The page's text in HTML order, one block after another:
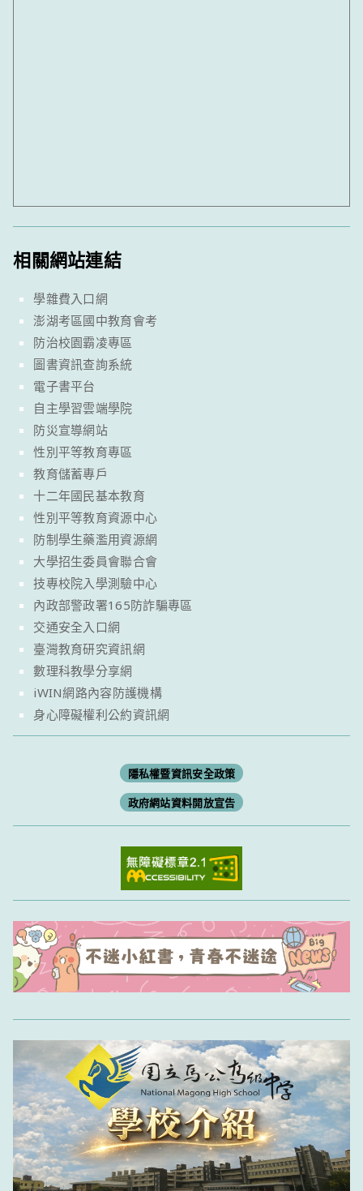
相關網站連結
學雜費入口網
澎湖考區國中教育會考
防治校園霸凌專區
圖書資訊查詢系統
電子書平台
自主學習雲端學院
防災宣導網站
性別平等教育專區
教育儲蓄專戶
十二年國民基本教育
性別平等教育資源中心
防制學生藥濫用資源網
大學招生委員會聯合會
技專校院入學測驗中心
內政部警政署165防詐騙專區
交通安全入口網
臺灣教育研究資訊網
數理科教學分享網
iWIN網路內容防護機構
身心障礙權利公約資訊網
隱私權暨資訊安全政策
政府網站資料開放宣告